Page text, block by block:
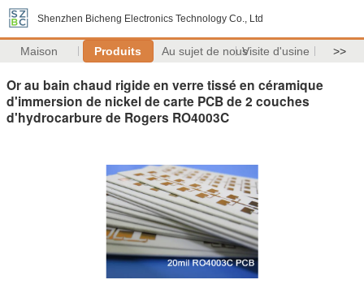
Shenzhen Bicheng Electronics Technology Co., Ltd
Maison Produits Au sujet de nousVisite d'usine >>
Or au bain chaud rigide en verre tissé en céramique
d'immersion de nickel de carte PCB de 2 couches
d'hydrocarbure de Rogers RO4003C